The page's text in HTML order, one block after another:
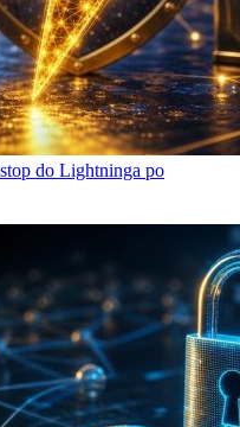
do Lightninga po